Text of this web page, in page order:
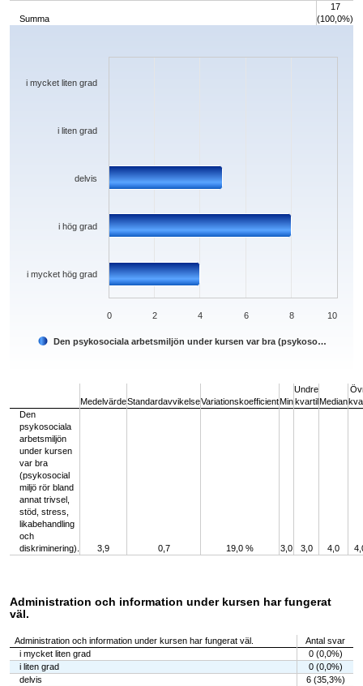
Summa
17
(100,0%)
Chart
The chart has 1 X axis displaying categories.
Den psykosociala arbetsmiljön under kursen var bra (psykoso…
i mycket hög grad
i hög grad
delvis
i liten grad
i mycket liten grad
0 2 4 6 8 10
MedelvärdeStandardavvikelseVariationskoefficientMin
Undre
kvartilMedian
Den
psykosociala
arbetsmiljön
under kursen
var bra
(psykosocial
miljö rör bland
annat trivsel,
stöd, stress,
likabehandling
och
diskriminering).
3,9 0,7 19,0 % 3,0 3,0 4,0
Administration och information under kursen har fungerat
väl.
Administration och information under kursen har fungerat väl.
Antal svar
i mycket liten grad
0 (0,0%)
i liten grad
0 (0,0%)
delvis
6 (35,3%)